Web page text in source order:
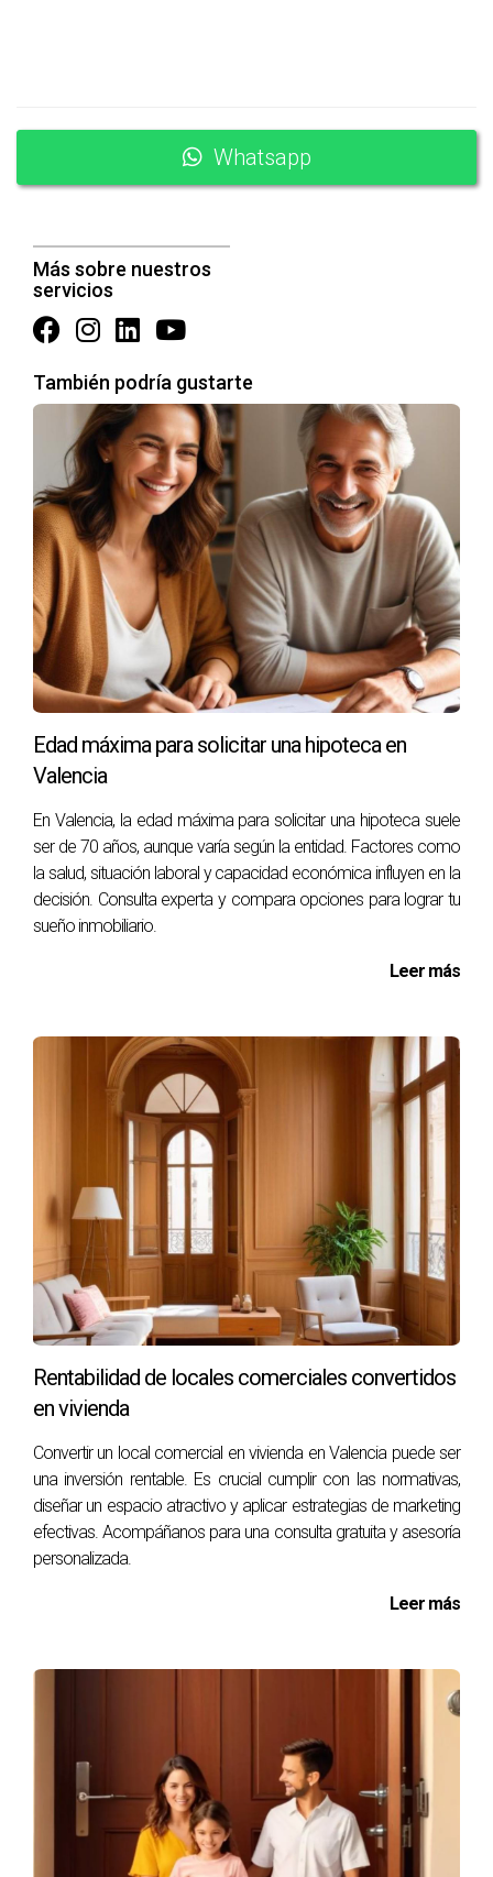
Whatsapp
Más sobre nuestros
servicios
También podría gustarte
Edad máxima para solicitar una hipoteca en
Valencia
En Valencia, la edad máxima para solicitar una hipoteca suele
ser de 70 años, aunque varía según la entidad. Factores como
la salud, situación laboral y capacidad económica influyen en la
decisión. Consulta experta y compara opciones para lograr tu
sueño inmobiliario.
Leer más
Rentabilidad de locales comerciales convertidos
en vivienda
Convertir un local comercial en vivienda en Valencia puede ser
una inversión rentable. Es crucial cumplir con las normativas,
diseñar un espacio atractivo y aplicar estrategias de marketing
efectivas. Acompáñanos para una consulta gratuita y asesoría
personalizada.
Leer más